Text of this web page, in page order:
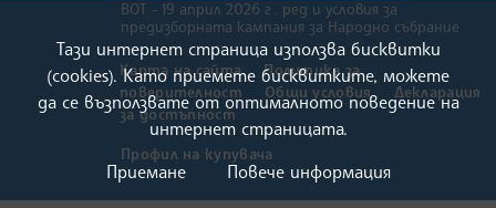
ВОТ - 19 април 2026 г . ред и условия за
предизборната кампания за Народно събрание
Карта на сайта
Политика за
поверителност
Общи условия
Декларация
за достъпност
Профил на купувача
Тази интернет страница използва бисквитки
(cookies). Като приемете бисквитките, можете
да се възползвате от оптималното поведение на
интернет страницата.
Приемане
Повече информация